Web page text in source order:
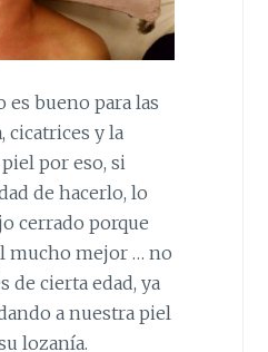
bueno para las
cicatrices y la
por eso, si
de hacerlo, lo
cerrado porque
mucho mejor … no
de cierta edad, ya
a nuestra piel
lozanía.